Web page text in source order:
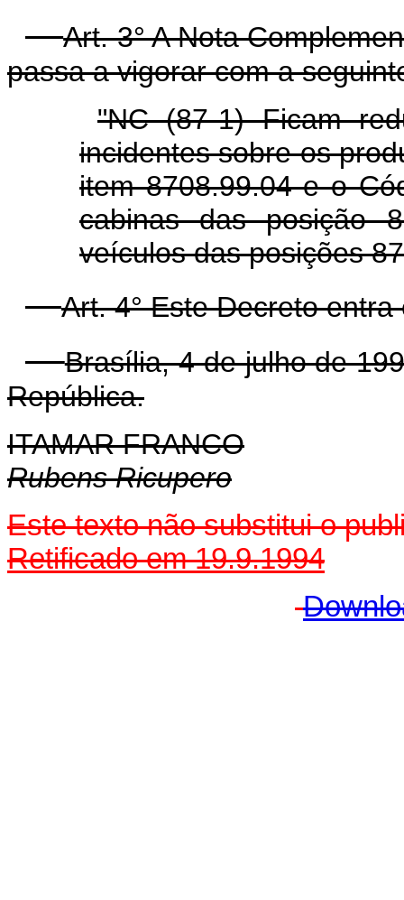
Art. 3° A Nota
passa a vigorar com a
"NC (87-1) Ficam
incidentes sobre os
item 8708.99.04 e o
cabinas das posição
veículos das posições
Art. 4° Este Decreto
Brasília, 4 de julho de
República.
ITAMAR FRANCO
Rubens Ricupero
Este texto não substitui o
Retificado em 19.9.1994